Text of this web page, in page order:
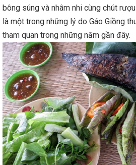
bông súng và nhâm nhi cùng chút
là một trong những lý do Gáo Giồng
tham quan trong những năm gần đây.